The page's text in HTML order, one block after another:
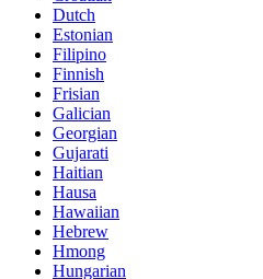
Dutch
Estonian
Filipino
Finnish
Frisian
Galician
Georgian
Gujarati
Haitian
Hausa
Hawaiian
Hebrew
Hmong
Hungarian